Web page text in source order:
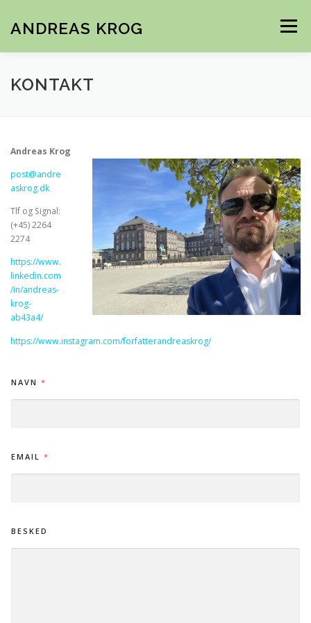
indhold
ANDREAS KROG Menu
BØGER FOREDRAG
KONTAKT
Andreas Krog
post@andre
askrog.dk
Tlf og Signal:
(+45) 2264
2274
https://www.
linkedin.com
/in/andreas-
krog-
ab43a4/
https://www.instagram.com/forfatterandreaskrog/
NAVN *
N
A
N
EMAIL *
BESKED